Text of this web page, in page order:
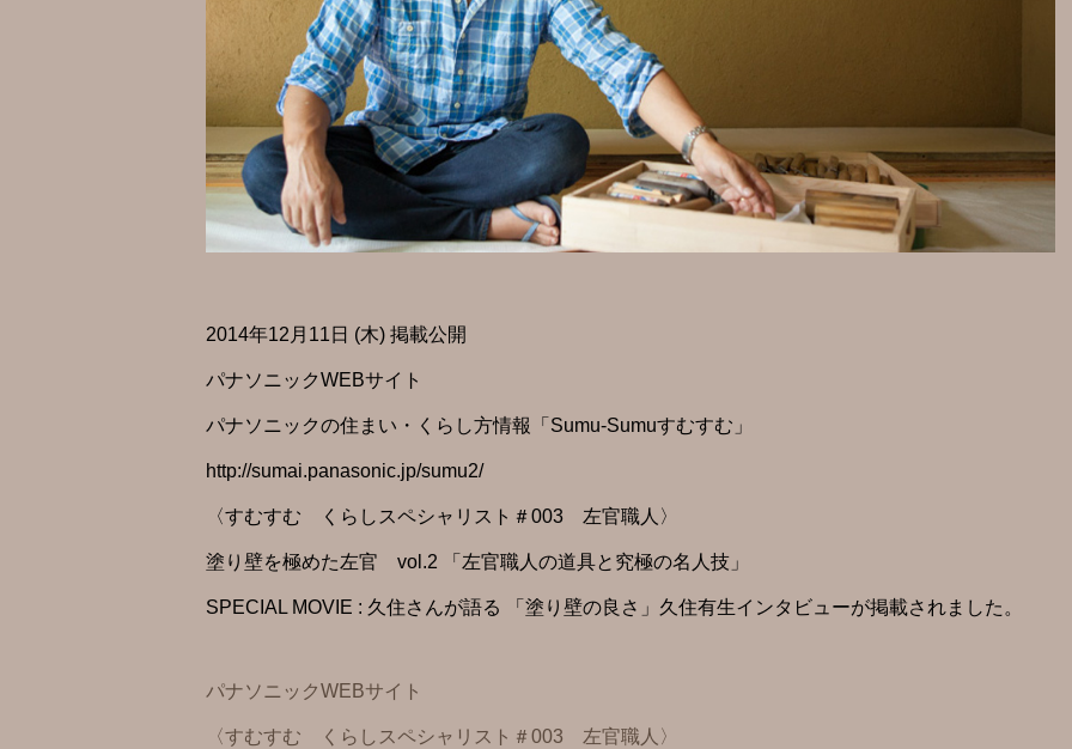
2014年12月11日 (木) 掲載公開
パナソニックWEBサイト
パナソニックの住まい・くらし方情報「Sumu-Sumuすむすむ」
http://sumai.panasonic.jp/sumu2/
〈すむすむ くらしスペシャリスト＃003 左官職人〉
塗り壁を極めた左官 vol.2 「左官職人の道具と究極の名人技」
SPECIAL MOVIE : 久住さんが語る 「塗り壁の良さ」久住有生インタビューが掲載されました。
パナソニックWEBサイト
〈すむすむ くらしスペシャリスト＃003 左官職人〉